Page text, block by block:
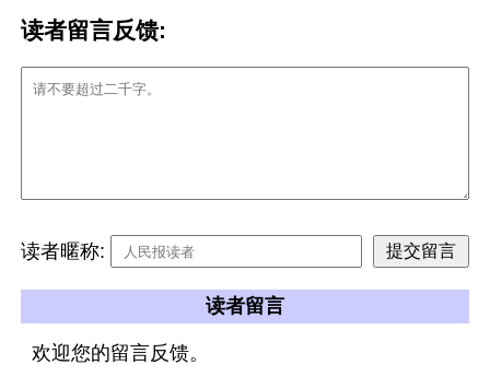
读者留言反馈:
读者暱称:
读者留言
欢迎您的留言反馈。